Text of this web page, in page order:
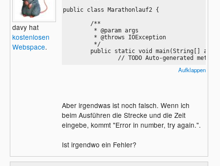
davy hat
kostenlosen
Webspace.
public class Marathonlauf2 {
		// Variablen für Zeit:
		int h,m,s;
		// Zur Berechnung:
		double factor;
Aufklappen
Aber irgendwas ist noch falsch. Wenn ich
beim Ausführen die Strecke und die Zeit
eingebe, kommt "Error in number, try again.".
Ist irgendwo ein Fehler?